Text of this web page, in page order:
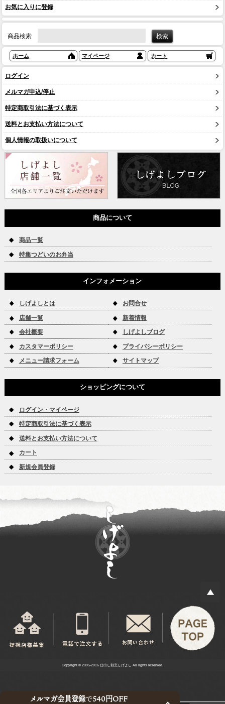
お気に入りに登録
商品検索
ホーム マイページ カート
ログイン
メルマガ申込/停止
特定商取引法に基づく表示
送料とお支払い方法について
個人情報の取扱いについて
商品について
商品一覧
特集つどいのお弁当
インフォメーション
しげよしとは お問合せ
店舗一覧 新着情報
会社概要 しげよしブログ
カスタマーポリシー プライバシーポリシー
メニュー請求フォーム サイトマップ
ショッピングについて
ログイン・マイページ
特定商取引法に基づく表示
送料とお支払い方法について
カート
新規会員登録
メルマガ会員登録で540円OFF
Copyright © 2005-2016 仕出し割烹しげよし All rights reserved.